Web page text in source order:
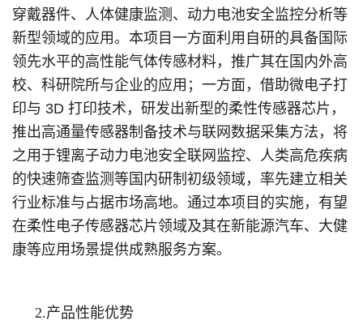
穿戴器件、人体健康监测、动力电池安全监控分析等
新型领域的应用。本项目一方面利用自研的具备国际
领先水平的高性能气体传感材料，推广其在国内外高
校、科研院所与企业的应用；一方面，借助微电子打
印与 3D 打印技术，研发出新型的柔性传感器芯片，
推出高通量传感器制备技术与联网数据采集方法，将
之用于锂离子动力电池安全联网监控、人类高危疾病
的快速筛查监测等国内研制初级领域，率先建立相关
行业标准与占据市场高地。通过本项目的实施，有望
在柔性电子传感器芯片领域及其在新能源汽车、大健
康等应用场景提供成熟服务方案。
2.产品性能优势